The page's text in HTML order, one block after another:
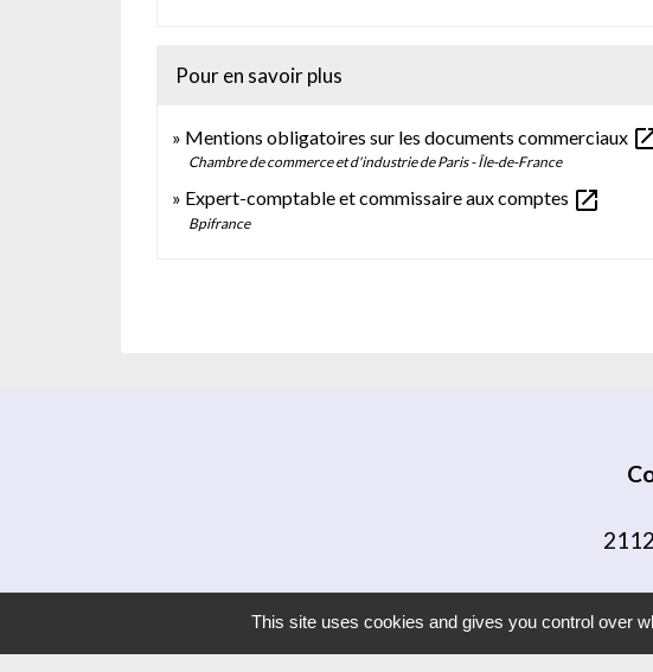
Pour en savoir plus
Mentions obligatoires sur les documents commerciaux
Chambre de commerce et d'industrie de Paris - Île-de-France
Expert-comptable et commissaire aux comptes open_in_new
Bpifrance
This site uses cookies and gives you control over